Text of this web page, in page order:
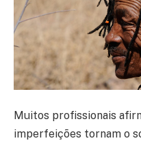
Muitos profissionais
imperfeições tornam o